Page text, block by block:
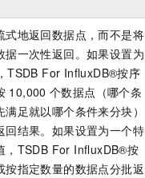
式地返回数据点，而不是将
据一次性返回。如果设置为
TSDB For InfluxDB®按序
10,000 个数据点（哪个条
满足就以哪个条件来分块）
回结果。如果设置为一个特
，TSDB For InfluxDB®按
按指定数量的数据点分批返